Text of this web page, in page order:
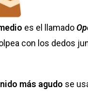
es el llamado
con los dedos
más agudo se